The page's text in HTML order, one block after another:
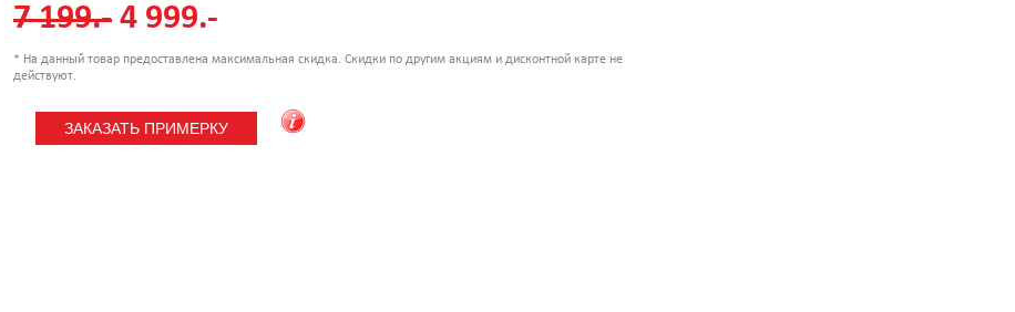
7 199.- 4 999.-
* На данный товар предоставлена максимальная скидка. Скидки по другим акциям и дисконтной карте не
действуют.